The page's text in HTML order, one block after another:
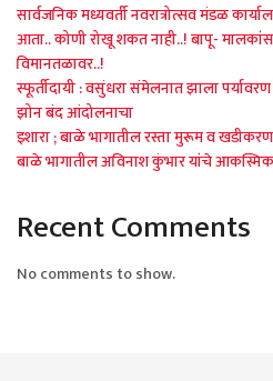
सार्वजनिक मध्यवर्ती नवरात्रोत्सव मंडळ
आता.. कोणी रोखू शकत नाही..! बापू-
विमानतळावर..!
स्फूर्तीदायी : वसुंधरा संमेलनात झाला
झोन बंद आंदोलनाचा
इशारा ; बाळे भागातील रस्ता मुरूम व
बाळे भागातील अविनाश कुंभार यांचे
Recent Comments
No comments to show.